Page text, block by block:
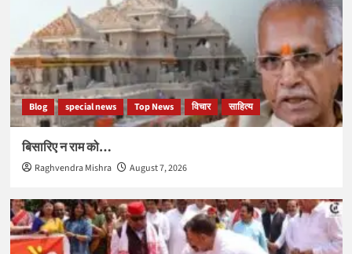
Blog special news Top News विचार साहित्य
बिसारिए न राम को…
Raghvendra Mishra August 7, 2026